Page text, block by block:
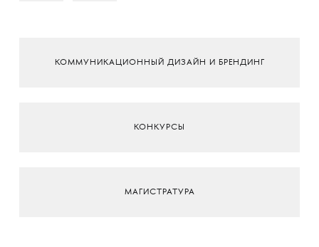
КОММУНИКАЦИОННЫЙ ДИЗАЙН И БРЕНДИНГ
КОНКУРСЫ
МАГИСТРАТУРА